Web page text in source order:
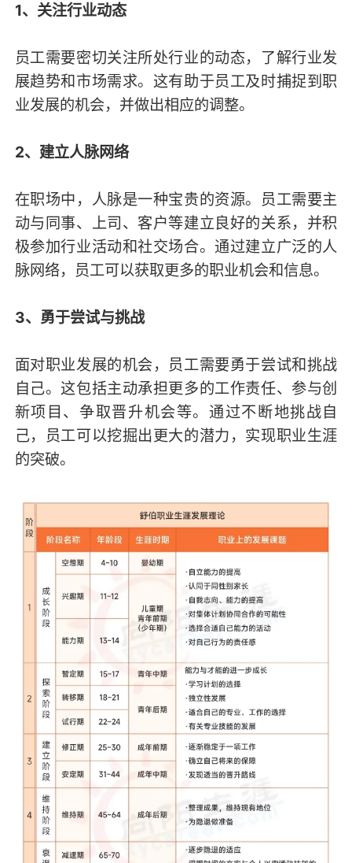
1、关注行业动态
员工需要密切关注所处行业的动态，了解行业发
展趋势和市场需求。这有助于员工及时捕捉到职
业发展的机会，并做出相应的调整。
2、建立人脉网络
在职场中，人脉是一种宝贵的资源。员工需要主
动与同事、上司、客户等建立良好的关系，并积
极参加行业活动和社交场合。通过建立广泛的人
脉网络，员工可以获取更多的职业机会和信息。
3、勇于尝试与挑战
面对职业发展的机会，员工需要勇于尝试和挑战
自己。这包括主动承担更多的工作责任、参与创
新项目、争取晋升机会等。通过不断地挑战自
己，员工可以挖掘出更大的潜力，实现职业生涯
的突破。